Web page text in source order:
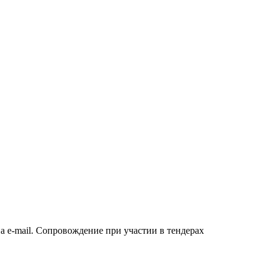
e-mail. Сопровождение при участии в тендерах